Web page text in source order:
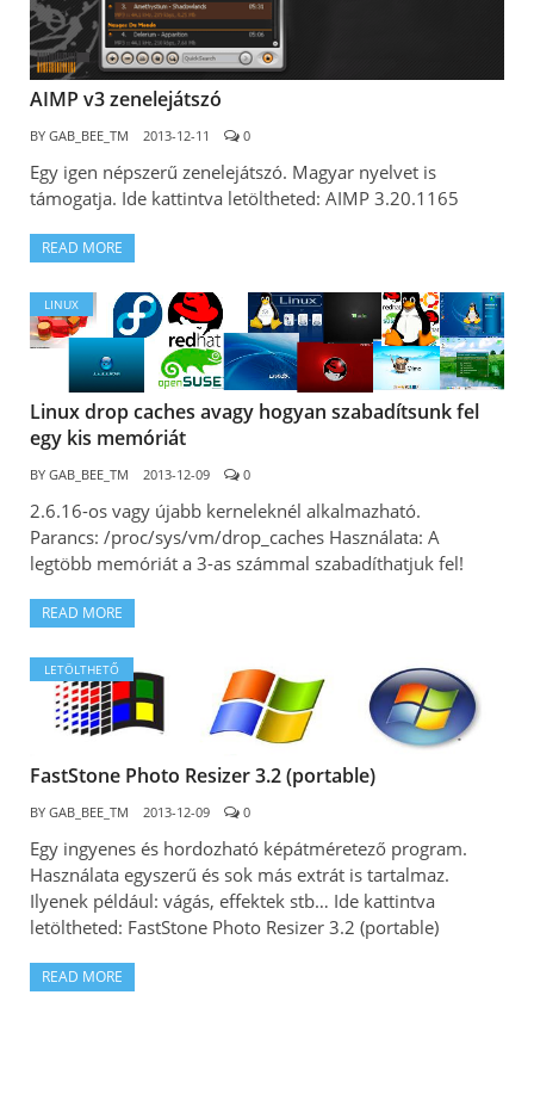
AIMP v3 zenelejátszó
BY GAB_BEE_TM 2013-12-11 0
Egy igen népszerű zenelejátszó. Magyar nyelvet is
támogatja. Ide kattintva letöltheted: AIMP 3.20.1165
READ MORE
LINUX
Linux drop caches avagy hogyan szabadítsunk fel
egy kis memóriát
BY GAB_BEE_TM 2013-12-09 0
2.6.16-os vagy újabb kerneleknél alkalmazható.
Parancs: /proc/sys/vm/drop_caches Használata: A
legtöbb memóriát a 3-as számmal szabadíthatjuk fel!
READ MORE
LETÖLTHETŐ
FastStone Photo Resizer 3.2 (portable)
BY GAB_BEE_TM 2013-12-09 0
Egy ingyenes és hordozható képátméretező program.
Használata egyszerű és sok más extrát is tartalmaz.
Ilyenek például: vágás, effektek stb… Ide kattintva
letöltheted: FastStone Photo Resizer 3.2 (portable)
READ MORE